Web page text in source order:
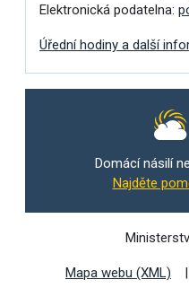
Elektronická podatelna:
Úřední hodiny a další
Domácí násilí
Najděte
Mapa webu (XML)